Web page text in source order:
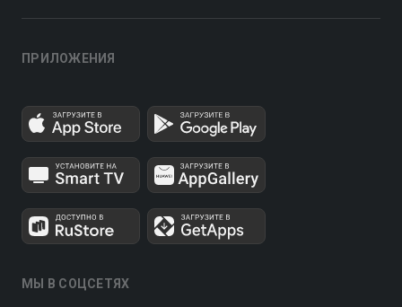
ПРИЛОЖЕНИЯ
МЫ В СОЦСЕТЯХ